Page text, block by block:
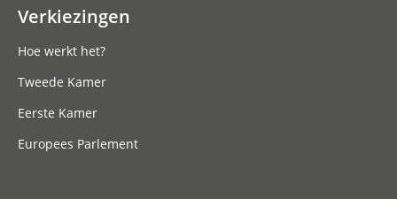
Verkiezingen
Hoe werkt het?
Tweede Kamer
Eerste Kamer
Europees Parlement